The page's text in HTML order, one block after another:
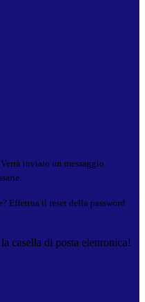
Verrà inviato un messaggio
Effettua il reset della password
casella di posta elettronica!